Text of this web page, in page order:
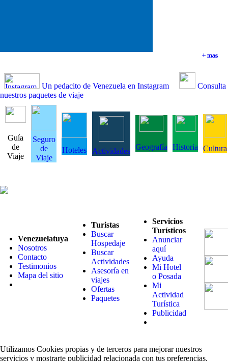
+ mas
+ mas
+ mas
+ mas
Un pedacito de Venezuela en Instagram
Consulta
nuestros paquetes de viaje
Guía
de
Viaje
Seguro
de
Viaje
Hoteles Actividades Geografía Historia Cultura
Venezuelatuya
Nosotros
Contacto
Testimonios
Mapa del sitio
Turistas
Buscar
Hospedaje
Buscar
Actividades
Asesoría en
viajes
Ofertas
Paquetes
Servicios
Turísticos
Anunciar
aquí
Ayuda
Mi Hotel
o Posada
Mi
Actividad
Turística
Publicidad
Utilizamos Cookies propias y de terceros para mejorar nuestros
servicios y mostrarte publicidad relacionada con tus preferencias.